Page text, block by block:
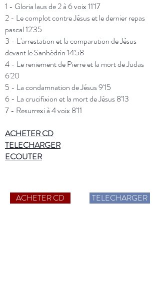
1 - Gloria laus de 2 à 6 voix 11'17
2 - Le complot contre Jésus et le dernier repas
pascal 12'35
3 - L'arrestation et la comparution de Jésus
devant le Sanhédrin 14'58
4 - Le reniement de Pierre et la mort de Judas
6'20
5 - La condamnation de Jésus 9'15
6 - La crucifixion et la mort de Jésus 8'13
7 - Resurrexi à 4 voix 8'11
ACHETERCD
TELECHARGER
ECOUTER
ACHETER CD TELECHARGER